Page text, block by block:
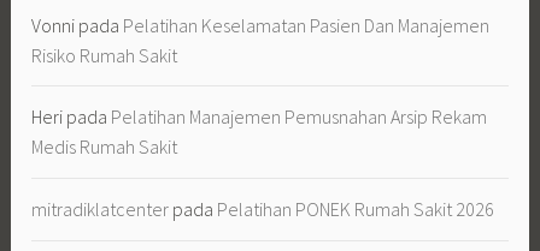
Vonni pada Pelatihan Keselamatan Pasien Dan Manajemen
Risiko Rumah Sakit
Heri pada Pelatihan Manajemen Pemusnahan Arsip Rekam
Medis Rumah Sakit
mitradiklatcenter pada Pelatihan PONEK Rumah Sakit 2026